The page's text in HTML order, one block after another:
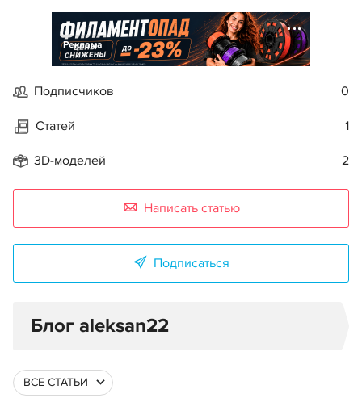
Реклама
Подписчиков 0
Статей 1
3D-моделей 2
Написать статью
Подписаться
Блог aleksan22
ВСЕ СТАТЬИ